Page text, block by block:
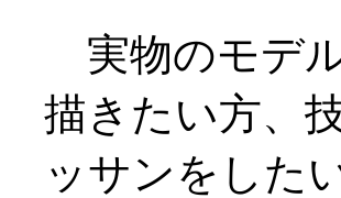
実物のモデ
描きたい方、
ッサンをした